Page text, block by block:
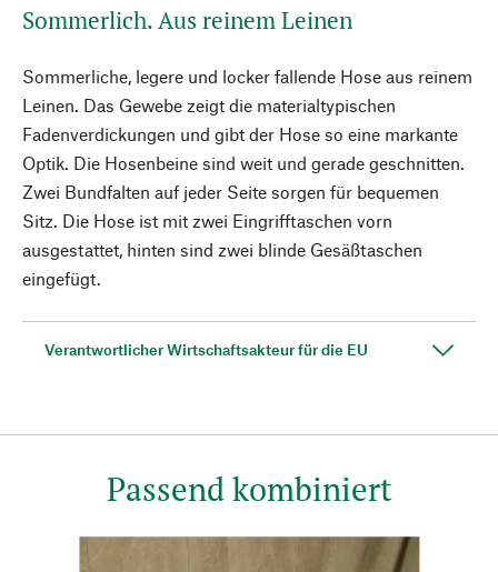
Sommerlich. Aus reinem Leinen
Sommerliche, legere und locker fallende Hose aus reinem
Leinen. Das Gewebe zeigt die materialtypischen
Fadenverdickungen und gibt der Hose so eine markante
Optik. Die Hosenbeine sind weit und gerade geschnitten.
Zwei Bundfalten auf jeder Seite sorgen für bequemen
Sitz. Die Hose ist mit zwei Eingrifftaschen vorn
ausgestattet, hinten sind zwei blinde Gesäßtaschen
eingefügt.
Verantwortlicher Wirtschaftsakteur für die EU
Passend kombiniert